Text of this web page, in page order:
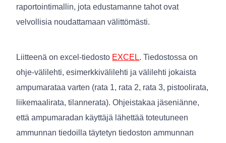
raportointimallin, jota edustamanne tahot ovat
velvollisia noudattamaan välittömästi.
Liitteenä on excel-tiedosto EXCEL. Tiedostossa on
ohje-välilehti, esimerkkivälilehti ja välilehti jokaista
ampumarataa varten (rata 1, rata 2, rata 3, pistoolirata,
liikemaalirata, tilannerata). Ohjeistakaa jäseniänne,
että ampumaradan käyttäjä lähettää toteutuneen
ammunnan tiedoilla täytetyn tiedoston ammunnan